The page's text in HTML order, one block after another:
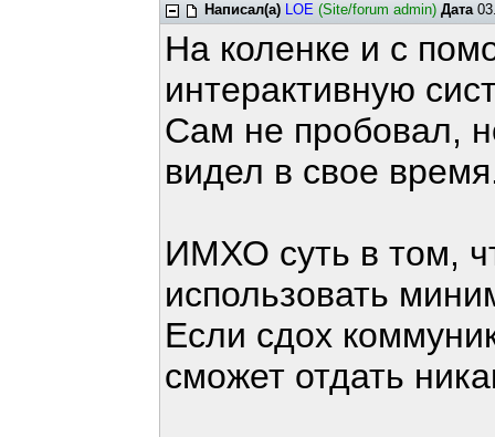
Написал(а) LOE (Site/forum admin) Дата
На коленке и с
интерактивную
Сам не пробовал,
видел в свое
ИМХО суть в том,
использовать
Если сдох
сможет отдать